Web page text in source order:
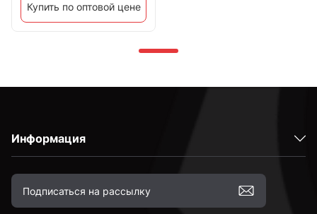
Купить по оптовой цене
Информация